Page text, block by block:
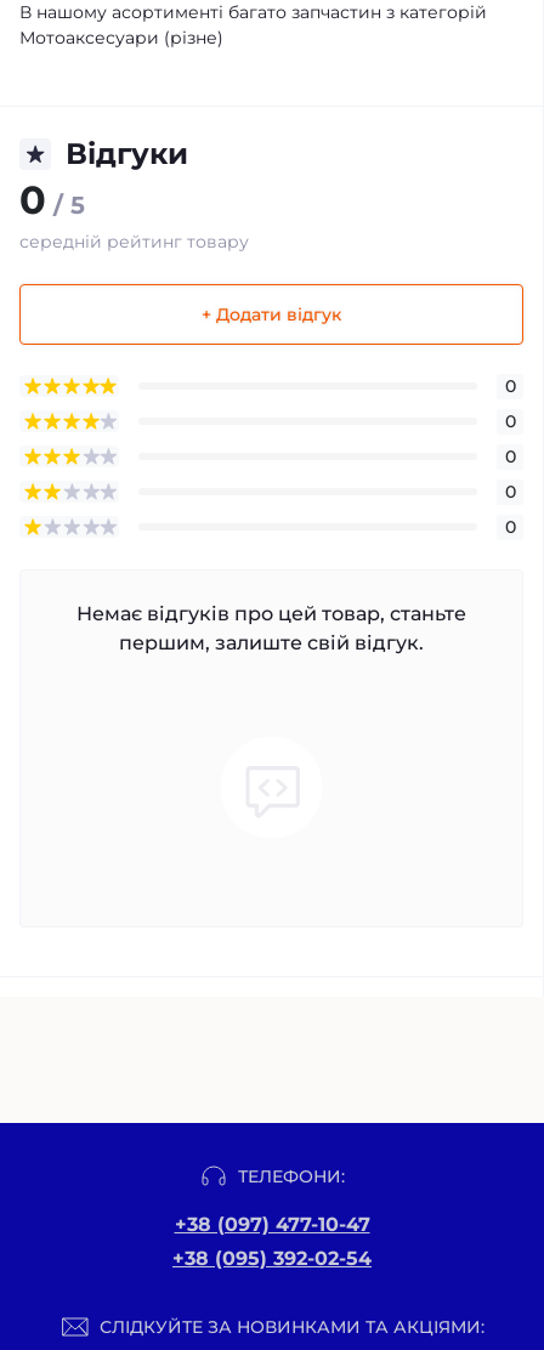
В нашому асортименті багато запчастин з категорій
Мотоаксесуари (різне)
Відгуки
0 / 5
середній рейтинг товару
+ Додати відгук
0
0
0
0
0
Немає відгуків про цей товар, станьте
першим, залиште свій відгук.
ТЕЛЕФОНИ:
+38 (097) 477-10-47
+38 (095) 392-02-54
СЛІДКУЙТЕ ЗА НОВИНКАМИ ТА АКЦІЯМИ: